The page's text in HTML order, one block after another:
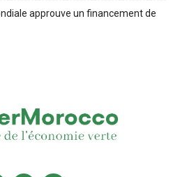
approuve un financement de